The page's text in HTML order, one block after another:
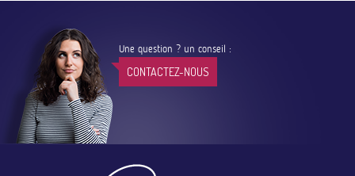
Une question ? un conseil :
CONTACTEZ-NOUS